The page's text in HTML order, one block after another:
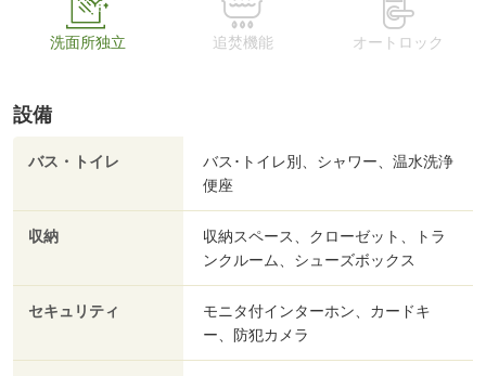
洗面所独立 追焚機能 オートロック
設備
バス・トイレ
バス･トイレ別、シャワー、温水洗浄
便座
収納
収納スペース、クローゼット、トラ
ンクルーム、シューズボックス
セキュリティ
モニタ付インターホン、カードキ
ー、防犯カメラ